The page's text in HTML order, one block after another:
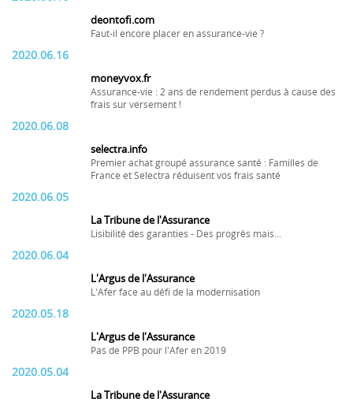
deontofi.com
Faut-il encore placer en assurance-vie ?
2020.06.16
moneyvox.fr
Assurance-vie : 2 ans de rendement perdus à cause des
frais sur versement !
2020.06.08
selectra.info
Premier achat groupé assurance santé : Familles de
France et Selectra réduisent vos frais santé
2020.06.05
La Tribune de l'Assurance
Lisibilité des garanties - Des progrès mais...
2020.06.04
L'Argus de l'Assurance
L'Afer face au défi de la modernisation
2020.05.18
L'Argus de l'Assurance
Pas de PPB pour l'Afer en 2019
2020.05.04
La Tribune de l'Assurance